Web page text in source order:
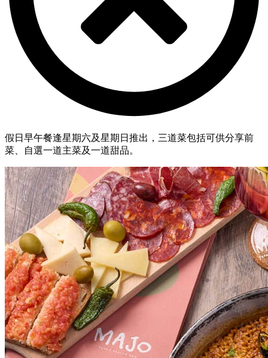
假日早午餐逢星期六及星期日推出，三道菜包括可供分享前
菜、自選一道主菜及一道甜品。